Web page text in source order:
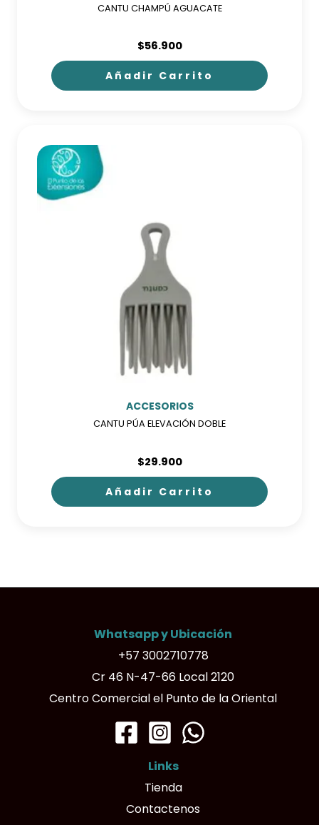
CANTU CHAMPÚ AGUACATE
$56.900
Añadir Carrito
ACCESORIOS
CANTU PÚA ELEVACIÓN DOBLE
$29.900
Añadir Carrito
Whatsapp y Ubicación
+57 3002710778
Cr 46 N-47-66 Local 2120
Centro Comercial el Punto de la Oriental
Links
Tienda
Contactenos